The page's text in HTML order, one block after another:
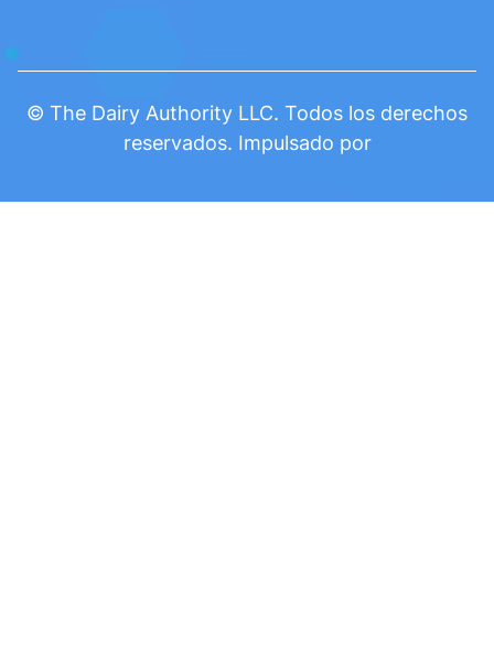
© The Dairy Authority LLC. Todos los derechos
reservados. Impulsado por